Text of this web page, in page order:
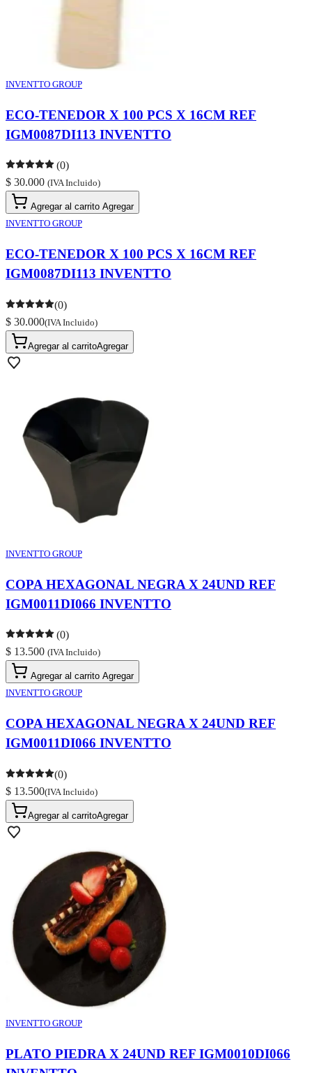
INVENTTO GROUP
ECO-TENEDOR X 100 PCS X 16CM REF
IGM0087DI113 INVENTTO
(0)
$ 30.000 (IVA Incluido)
Agregar al carrito Agregar
INVENTTO GROUP
ECO-TENEDOR X 100 PCS X 16CM REF
IGM0087DI113 INVENTTO
(0)
$ 30.000(IVA Incluido)
Agregar al carritoAgregar
INVENTTO GROUP
COPA HEXAGONAL NEGRA X 24UND REF
IGM0011DI066 INVENTTO
(0)
$ 13.500 (IVA Incluido)
Agregar al carrito Agregar
INVENTTO GROUP
COPA HEXAGONAL NEGRA X 24UND REF
IGM0011DI066 INVENTTO
(0)
$ 13.500(IVA Incluido)
Agregar al carritoAgregar
INVENTTO GROUP
PLATO PIEDRA X 24UND REF IGM0010DI066